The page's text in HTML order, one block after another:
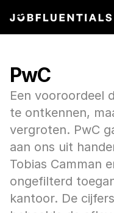
PwC
Een vooroordeel
te ontkennen,
vergroten. PwC
aan ons uit
Tobias Camman
ongefilterd
kantoor. De